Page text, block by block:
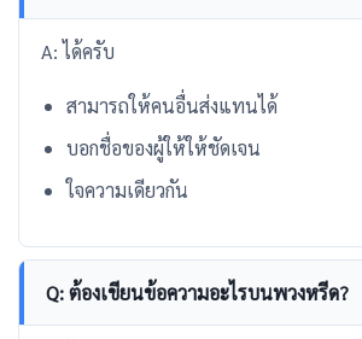
A: ได้ครับ
สามารถให้คนอื่นส่งแทนได้
บอกชื่อของผู้ให้ให้ชัดเจน
ใจความเดียวกัน
Q: ต้องเขียนข้อความอะไรบนพวงหรีด?